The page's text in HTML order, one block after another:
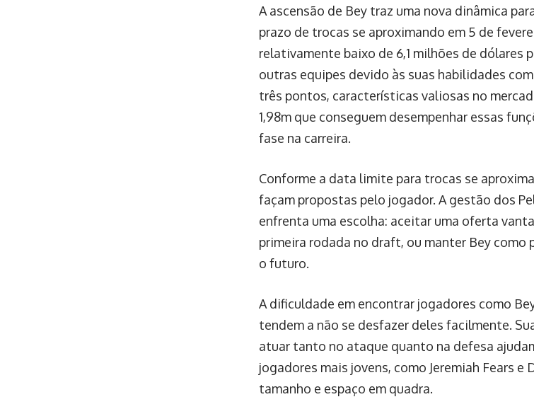
A ascensão de Bey traz uma nova dinâmica
prazo de trocas se aproximando em 5 de
relativamente baixo de 6,1 milhões de dólares
outras equipes devido às suas habilidades
três pontos, características valiosas no
1,98m que conseguem desempenhar essas
fase na carreira.
Conforme a data limite para trocas se
façam propostas pelo jogador. A gestão dos
enfrenta uma escolha: aceitar uma oferta
primeira rodada no draft, ou manter Bey como
o futuro.
A dificuldade em encontrar jogadores como
tendem a não se desfazer deles facilmente.
atuar tanto no ataque quanto na defesa
jogadores mais jovens, como Jeremiah Fears e
tamanho e espaço em quadra.